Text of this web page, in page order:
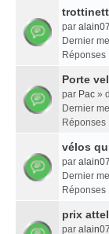
par alain07
Dernier
Réponses
Porte
par Pac »
Dernier
Réponses
vélos
par alain07
Dernier
Réponses
prix
par alain07